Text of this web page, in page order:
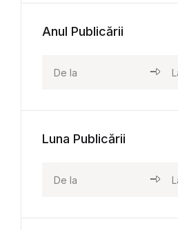
Anul Publicării
Luna Publicării